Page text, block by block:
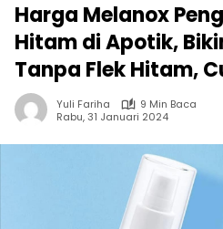
Harga Melanox
Hitam di Apotik,
Tanpa Flek Hitam,
Yuli Fariha
9 Min Baca
Rabu, 31 Januari 2024